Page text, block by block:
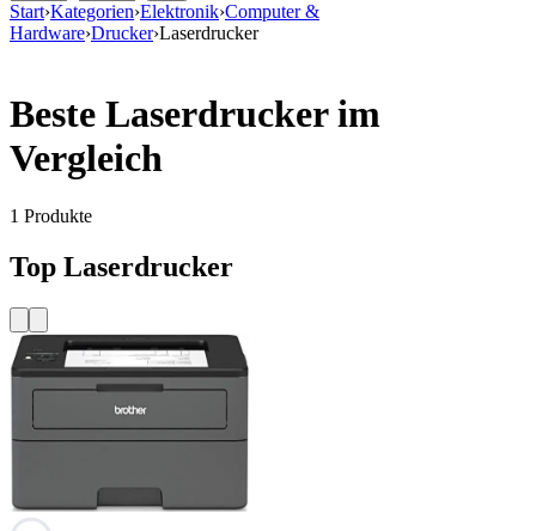
Start›Kategorien›Elektronik›Computer &
Hardware›Drucker›Laserdrucker
Beste Laserdrucker im
Vergleich
1 Produkte
Top Laserdrucker